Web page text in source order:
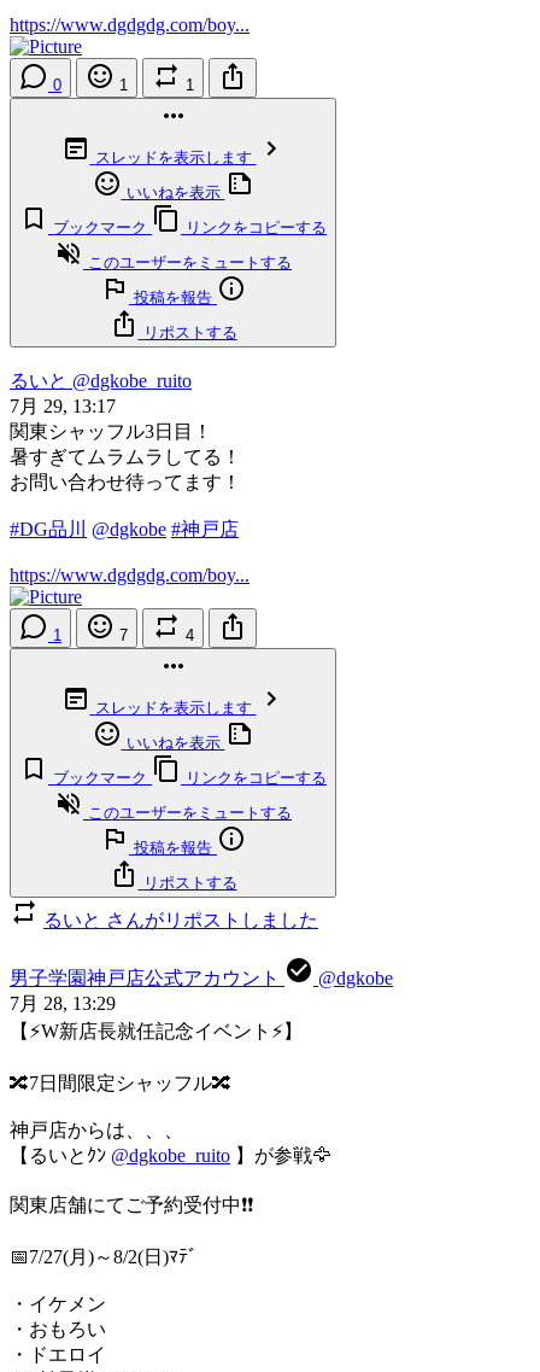
https://www.dgdgdg.com/boy...
0 1 1
スレッドを表示します
いいねを表示
ブックマーク
リンクをコピーする
このユーザーをミュートする
投稿を報告
リポストする
るいと @dgkobe_ruito
7月 29, 13:17
関東シャッフル3日目！
暑すぎてムラムラしてる！
お問い合わせ待ってます！
#DG品川 @dgkobe #神戸店
https://www.dgdgdg.com/boy...
1 7 4
スレッドを表示します
いいねを表示
ブックマーク
リンクをコピーする
このユーザーをミュートする
投稿を報告
リポストする
るいと さんがリポストしました
男子学園神戸店公式アカウント
@dgkobe
7月 28, 13:29
【⚡W新店長就任記念イベント⚡】
🔀7日間限定シャッフル🔀
神戸店からは、、、
【るいとｸﾝ @dgkobe_ruito 】が参戦🦅
関東店舗にてご予約受付中❗❗
📅7/27(月)～8/2(日)ﾏﾃﾞ
・イケメン
・おもろい
・ドエロイ